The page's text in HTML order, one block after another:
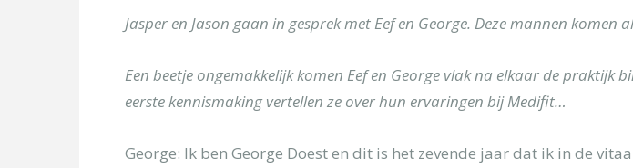
[group groep-fysiotherapie]
Onderwerp
Jasper en Jason gaan in gesprek met Eef en George. Deze mannen
Een beetje ongemakkelijk komen Eef en George vlak na elkaar de praktijk
eerste kennismaking vertellen ze over hun ervaringen bij Medifit…
George: Ik ben George Doest en dit is het zevende jaar dat ik in de